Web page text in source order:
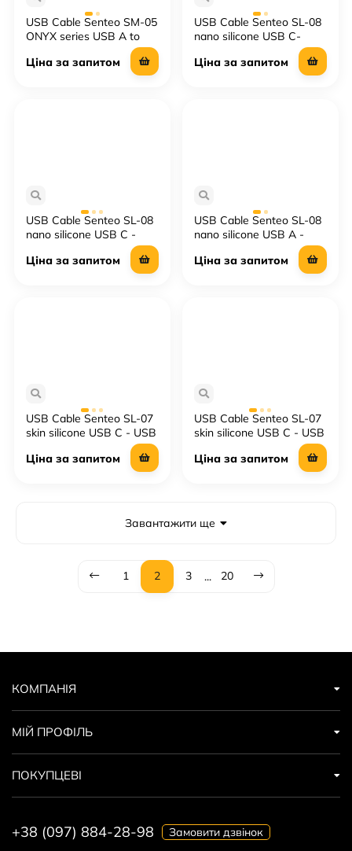
USB Cable Senteo SM-05
ONYX series USB A to
Ціна за запитом
USB Cable Senteo SL-08
nano silicone USB C-
Ціна за запитом
USB Cable Senteo SL-08
nano silicone USB C -
Ціна за запитом
USB Cable Senteo SL-08
nano silicone USB A -
Ціна за запитом
USB Cable Senteo SL-07
skin silicone USB C - USB
Ціна за запитом
USB Cable Senteo SL-07
skin silicone USB C - USB
Ціна за запитом
Завантажити ще
1 2 3 ... 20
КОМПАНІЯ
МІЙ ПРОФІЛЬ
ПОКУПЦЕВІ
+38 (097) 884-28-98 Замовити дзвінок